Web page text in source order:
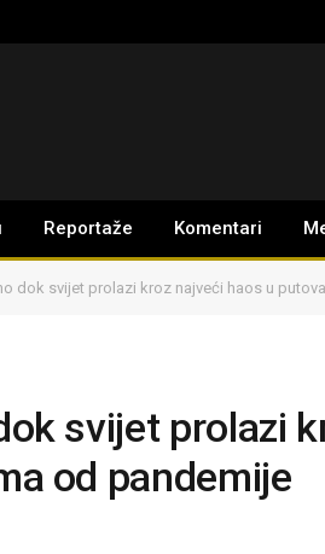
Reportaže Komentari
dok svijet prolazi kroz najveći haos u
svijet prolazi
od pandemije